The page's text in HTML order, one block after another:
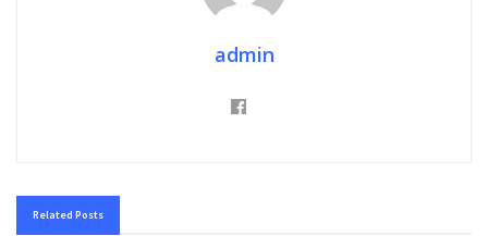
admin
Related Posts